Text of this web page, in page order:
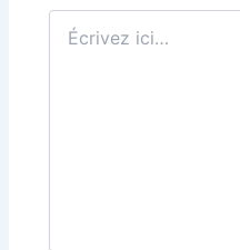
Écrivez
ici…